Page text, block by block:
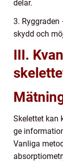
delar.
3. Ryggraden
skydd och
III.
Skelettet kan
ge
Vanliga